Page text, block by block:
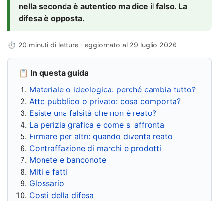
nella seconda è autentico ma dice il falso. La
difesa è opposta.
⏱ 20 minuti di lettura · aggiornato al 29 luglio 2026
📋 In questa guida
Materiale o ideologica: perché cambia tutto?
Atto pubblico o privato: cosa comporta?
Esiste una falsità che non è reato?
La perizia grafica e come si affronta
Firmare per altri: quando diventa reato
Contraffazione di marchi e prodotti
Monete e banconote
Miti e fatti
Glossario
Costi della difesa